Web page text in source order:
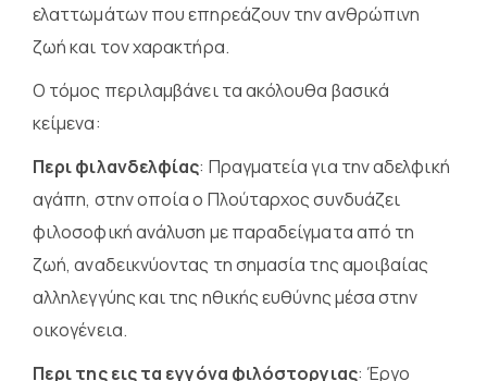
ελαττωμάτων που επηρεάζουν την ανθρώπινη
ζωή και τον χαρακτήρα.
Ο τόμος περιλαμβάνει τα ακόλουθα βασικά
κείμενα:
Περι φιλανδελφίας: Πραγματεία για την αδελφική
αγάπη, στην οποία ο Πλούταρχος συνδυάζει
φιλοσοφική ανάλυση με παραδείγματα από τη
ζωή, αναδεικνύοντας τη σημασία της αμοιβαίας
αλληλεγγύης και της ηθικής ευθύνης μέσα στην
οικογένεια.
Περι της εις τα εγγόνα φιλόστοργιας: Έργο